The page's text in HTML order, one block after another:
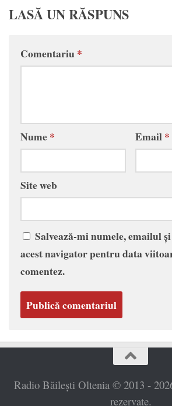
LASĂ UN RĂSPUNS
Comentariu*
Nume* Email*
Site web
Salvează-mi numele, emailul
acest navigator pentru data
comentez.
Radio Băilești Oltenia © 2013 -
rezervate.